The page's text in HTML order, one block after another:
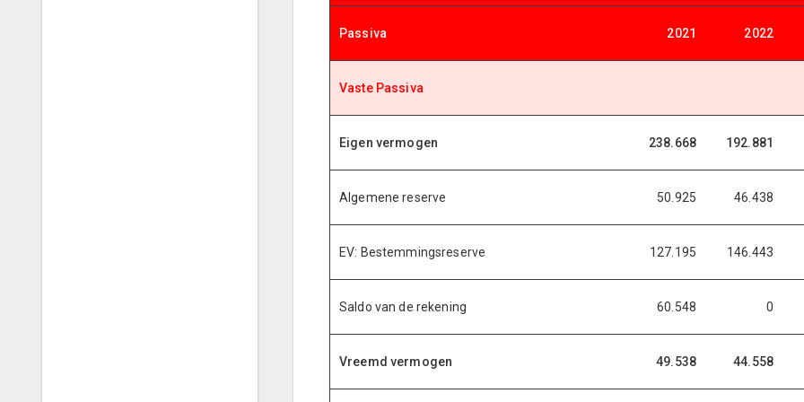
Passiva 2021 2022
Vaste Passiva
Eigen vermogen 238.668 192.881
Algemene reserve 50.925 46.438
EV: Bestemmingsreserve 127.195 146.443
Saldo van de rekening 60.548 0
Vreemd vermogen 49.538 44.558